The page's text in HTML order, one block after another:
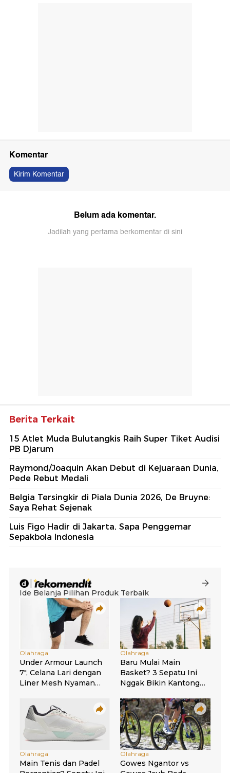
Komentar
Kirim Komentar
Belum ada komentar.
Jadilah yang pertama berkomentar di sini
Berita Terkait
15 Atlet Muda Bulutangkis Raih Super Tiket Audisi
PB Djarum
Raymond/Joaquin Akan Debut di Kejuaraan Dunia,
Pede Rebut Medali
Belgia Tersingkir di Piala Dunia 2026, De Bruyne:
Saya Rehat Sejenak
Luis Figo Hadir di Jakarta, Sapa Penggemar
Sepakbola Indonesia